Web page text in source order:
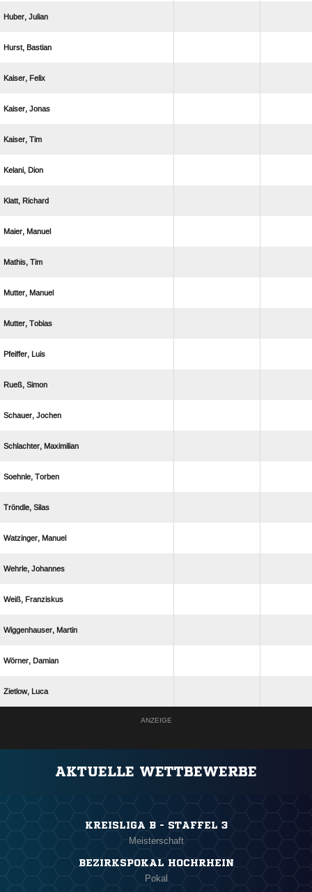
 
 
 
 
 
 
 
 
 
 
 
 
 
 
 
 
 
 
 
 
 
 
 
ANZEIGE
AKTUELLE WETTBEWERBE
KREISLIGA B - STAFFEL 3
Meisterschaft
BEZIRKSPOKAL HOCHRHEIN
Pokal